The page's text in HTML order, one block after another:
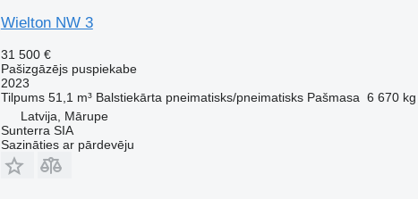
Wielton NW 3
31 500 €
Pašizgāzējs puspiekabe
2023
Tilpums 51,1 m³ Balstiekārta pneimatisks/pneimatisks Pašmasa 6 670 kg
Latvija, Mārupe
Sunterra SIA
Sazināties ar pārdevēju